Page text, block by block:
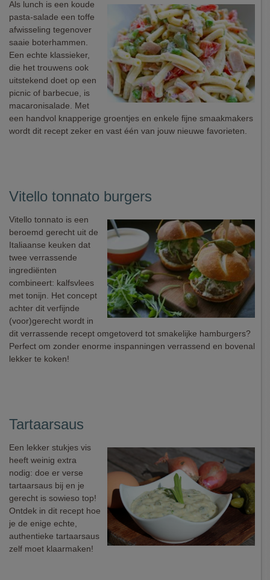
Als lunch is een koude
pasta-salade een toffe
afwisseling tegenover
saaie boterhammen.
Een echte klassieker,
die het trouwens ook
uitstekend doet op een
picnic of barbecue, is
macaronisalade. Met
een handvol knapperige groentjes en enkele fijne smaakmakers
wordt dit recept zeker en vast één van jouw nieuwe favorieten.
Vitello tonnato burgers
Vitello tonnato is een
beroemd gerecht uit de
Italiaanse keuken dat
twee verrassende
ingrediënten
combineert: kalfsvlees
met tonijn. Het concept
achter dit verfijnde
(voor)gerecht wordt in
dit verrassende recept omgetoverd tot smakelijke hamburgers?
Perfect om zonder enorme inspanningen verrassend en bovenal
lekker te koken!
Tartaarsaus
Een lekker stukjes vis
heeft weinig extra
nodig: doe er verse
tartaarsaus bij en je
gerecht is sowieso top!
Ontdek in dit recept hoe
je de enige echte,
authentieke tartaarsaus
zelf moet klaarmaken!